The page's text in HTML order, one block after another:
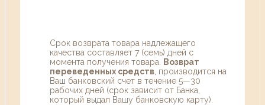
Срок возврата товара надлежащего
качества составляет 7 (семь) дней с
момента получения товара.
Возврат
переведенных средств , производится на
Ваш банковский счет в течение 5—30
рабочих дней (срок зависит от Банка,
который выдал Вашу банковскую карту).